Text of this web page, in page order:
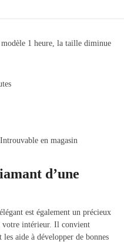
1 heure, la taille diminue
Introuvable en magasin
d’une
est également un précieux
intérieur. Il convient
aide à développer de bonnes